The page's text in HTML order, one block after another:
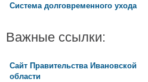
Система долговременного ухода
Важные ссылки:
Сайт Правительства Ивановской
области